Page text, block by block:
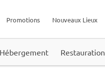
Nouveaux Lieux
Promotions
Hébergement Restauration